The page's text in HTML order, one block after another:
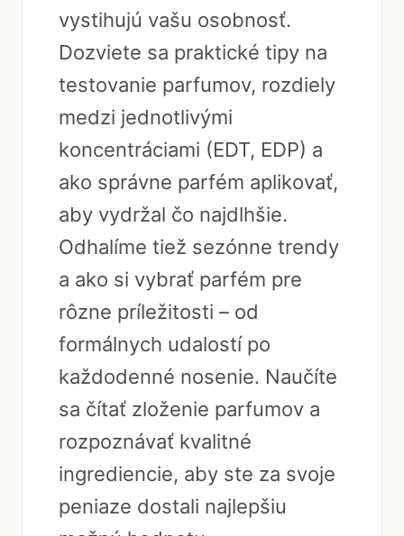
vystihujú vašu osobnosť.
Dozviete sa praktické tipy na
testovanie parfumov, rozdiely
medzi jednotlivými
koncentráciami (EDT, EDP) a
ako správne parfém aplikovať,
aby vydržal čo najdlhšie.
Odhalíme tiež sezónne trendy
a ako si vybrať parfém pre
rôzne príležitosti – od
formálnych udalostí po
každodenné nosenie. Naučíte
sa čítať zloženie parfumov a
rozpoznávať kvalitné
ingrediencie, aby ste za svoje
peniaze dostali najlepšiu